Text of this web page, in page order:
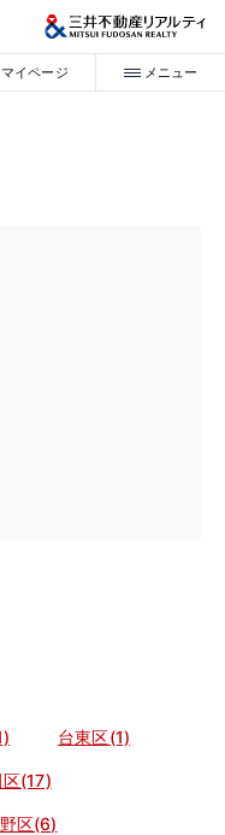
マイページ メニュー
台東区(1)
区(17)
区(6)